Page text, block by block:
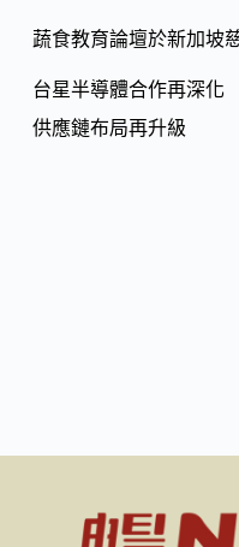
蔬食教育論壇於新加坡
台星半導體合作再深
供應鏈布局再升級